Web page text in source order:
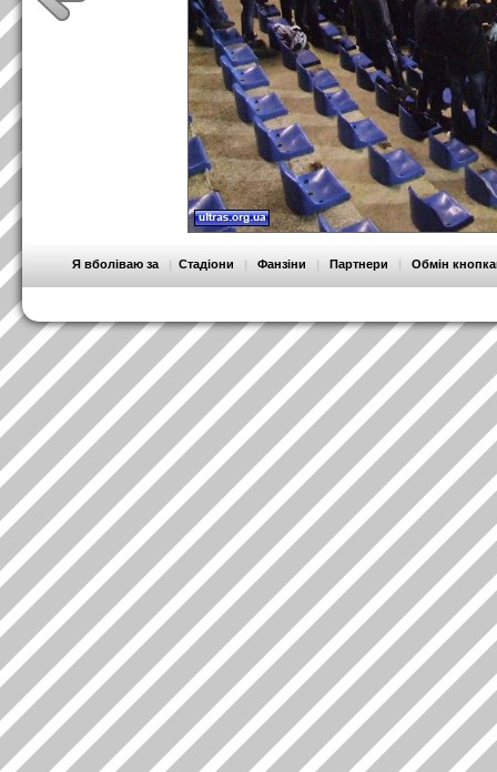
Я вболіваю за | Стадіони | Фанзіни | Партнери | Обмін